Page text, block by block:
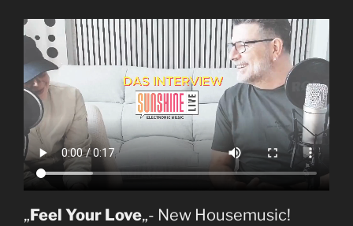
„Feel Your Love„- New Housemusic!